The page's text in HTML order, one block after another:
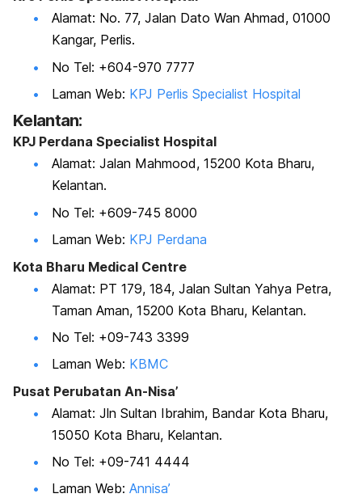
Alamat: No. 77, Jalan Dato Wan Ahmad, 01000
Kangar, Perlis.
No Tel: +604-970 7777
Laman Web: KPJ Perlis Specialist Hospital
Kelantan:
KPJ Perdana Specialist Hospital
Alamat: Jalan Mahmood, 15200 Kota Bharu,
Kelantan.
No Tel: +609-745 8000
Laman Web: KPJ Perdana
Kota Bharu Medical Centre
Alamat: PT 179, 184, Jalan Sultan Yahya Petra,
Taman Aman, 15200 Kota Bharu, Kelantan.
No Tel: +09-743 3399
Laman Web: KBMC
Pusat Perubatan An-Nisa’
Alamat: Jln Sultan Ibrahim, Bandar Kota Bharu,
15050 Kota Bharu, Kelantan.
No Tel: +09-741 4444
Laman Web: Annisa’